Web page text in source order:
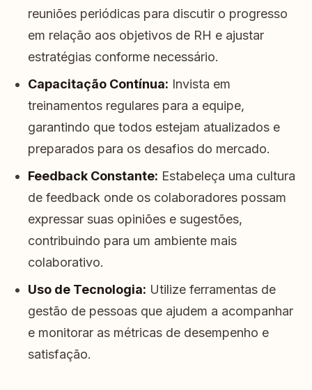
reuniões periódicas para discutir o progresso
em relação aos objetivos de RH e ajustar
estratégias conforme necessário.
Capacitação Contínua: Invista em
treinamentos regulares para a equipe,
garantindo que todos estejam atualizados e
preparados para os desafios do mercado.
Feedback Constante: Estabeleça uma cultura
de feedback onde os colaboradores possam
expressar suas opiniões e sugestões,
contribuindo para um ambiente mais
colaborativo.
Uso de Tecnologia: Utilize ferramentas de
gestão de pessoas que ajudem a acompanhar
e monitorar as métricas de desempenho e
satisfação.